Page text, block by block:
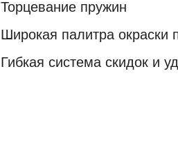
Торцевание пружин
Широкая палитра окраски
Гибкая система скидок и